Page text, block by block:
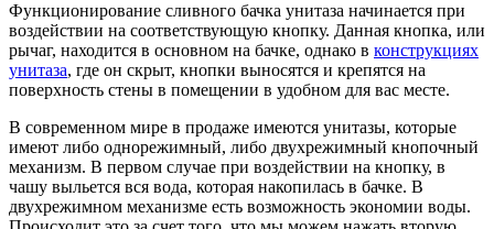
Функционирование сливного бачка унитаза начинается при
воздействии на соответствующую кнопку. Данная кнопка, или
рычаг, находится в основном на бачке, однако в конструкциях
унитаза, где он скрыт, кнопки выносятся и крепятся на
поверхность стены в помещении в удобном для вас месте.
В современном мире в продаже имеются унитазы, которые
имеют либо однорежимный, либо двухрежимный кнопочный
механизм. В первом случае при воздействии на кнопку, в
чашу выльется вся вода, которая накопилась в бачке. В
двухрежимном механизме есть возможность экономии воды.